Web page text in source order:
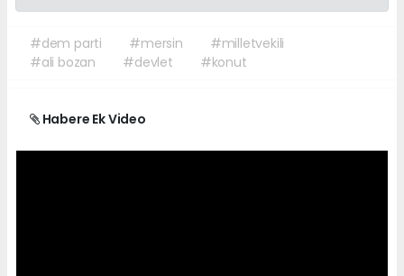
#dem parti #mersin
#milletvekili
#ali bozan
#devlet #konut
Habere Ek Video